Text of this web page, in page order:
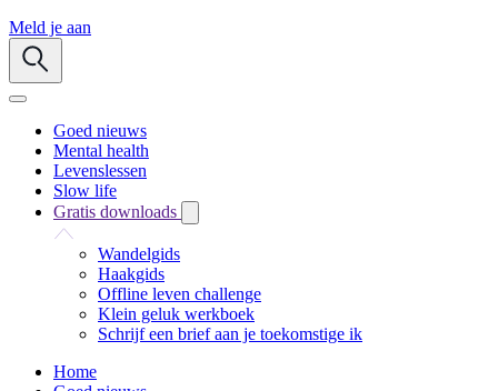
Meld je aan
Goed nieuws
Mental health
Levenslessen
Slow life
Gratis downloads
Wandelgids
Haakgids
Offline leven challenge
Klein geluk werkboek
Schrijf een brief aan je toekomstige ik
Home